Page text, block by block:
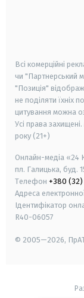
Всі комерційні
чи "Партнерський
"Позиція"
не поділяти їхніх
цитування можна
Усі права захищені.
року (21+)
Онлайн-медіа «24
пл. Галицька, буд.
Телефон +380 (32)
Адреса
Ідентифікатор
R40-06057
© 2005—2026,